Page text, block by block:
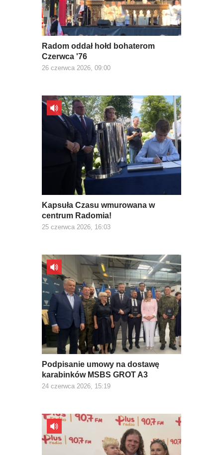
Radom oddał hołd bohaterom
Czerwca '76
26 czerwca 2026, 09:00
Kapsuła Czasu wmurowana w
centrum Radomia!
25 czerwca 2026, 16:03
Podpisanie umowy na dostawę
karabinków MSBS GROT A3
24 czerwca 2026, 15:19